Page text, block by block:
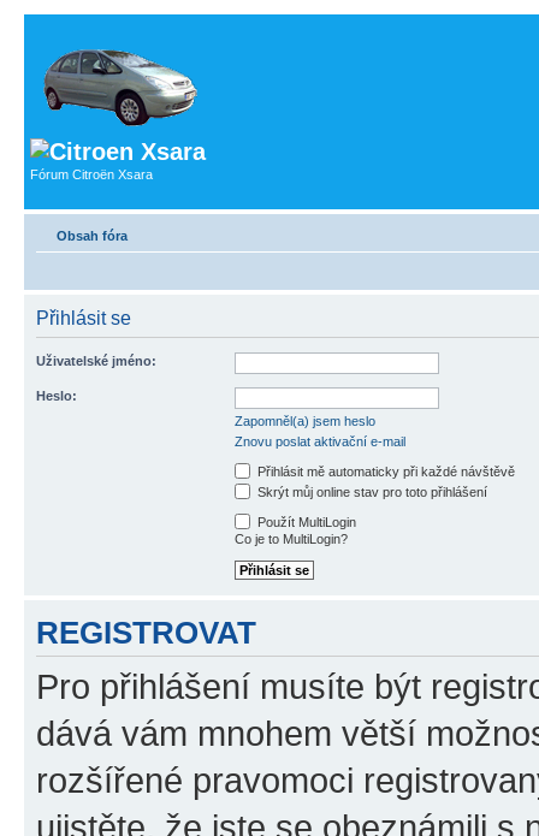
Fórum Citroën Xsara
Obsah fóra
Přihlásit se
Uživatelské jméno:
Heslo:
Zapomněl(a) jsem heslo
Znovu poslat aktivační e-mail
Přihlásit mě automaticky při každé návštěvě
Skrýt můj online stav pro toto přihlášení
Použít MultiLogin
Co je to MultiLogin?
REGISTROVAT
Pro přihlášení musíte být
dává vám mnohem větší
rozšířené pravomoci
ujistěte, že jste se obeznámili s